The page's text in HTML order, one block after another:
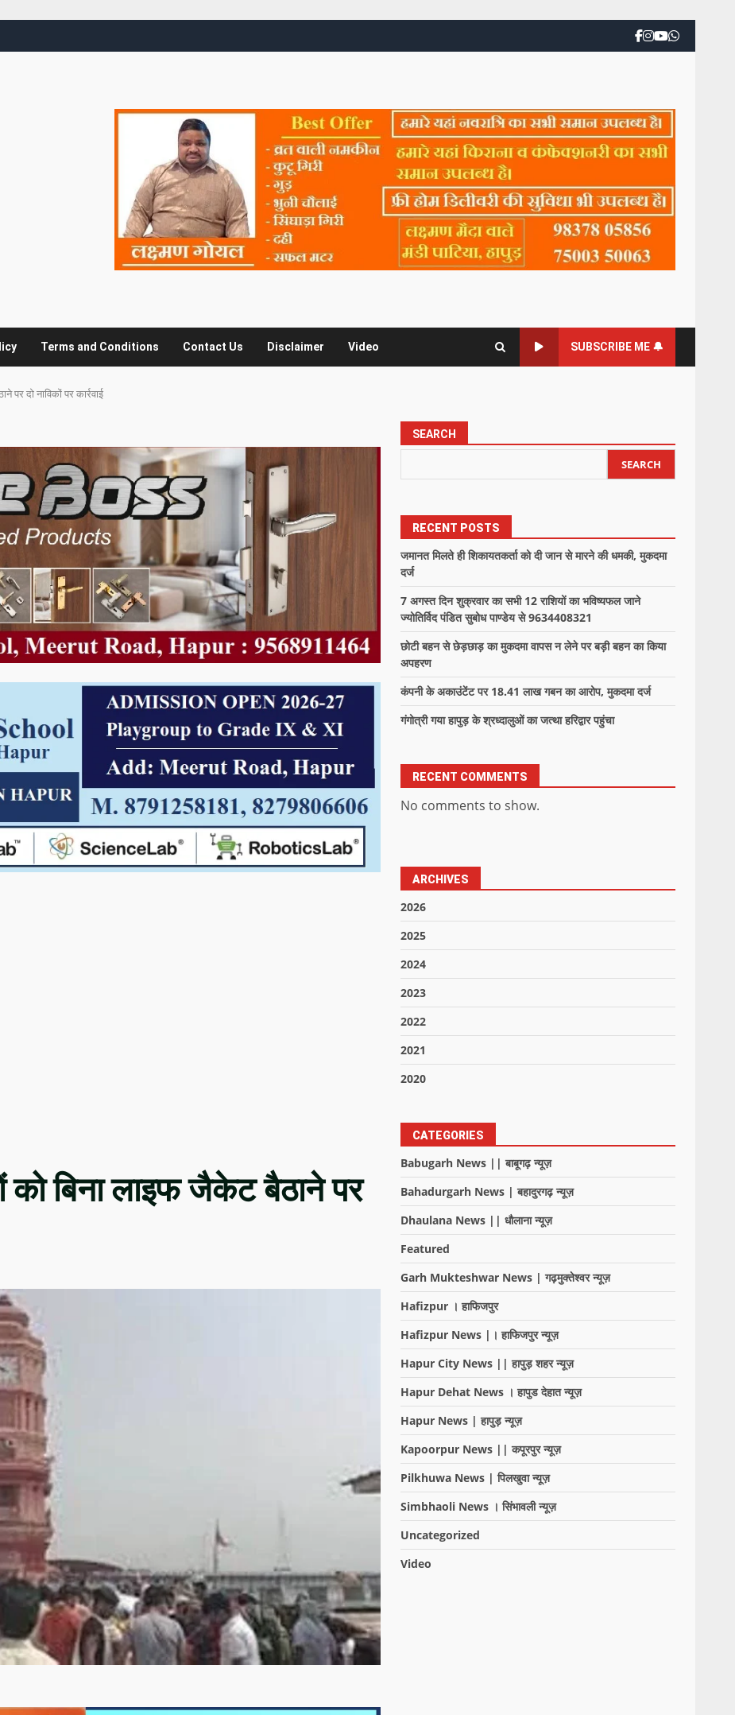
Terms and Conditions Contact Us Disclaimer Video SUBSCRIBE ME 🔔
पर दो नाविकों पर कार्रवाई
को बिना लाइफ जैकेट बैठाने पर
SEARCH
SEARCH
RECENT POSTS
जमानत मिलते ही शिकायतकर्ता को दी जान से मारने की धमकी, मुकदमा
दर्ज
7 अगस्त दिन शुक्रवार का सभी 12 राशियों का भविष्यफल जाने
ज्योतिर्विद पंडित सुबोध पाण्डेय से 9634408321
छोटी बहन से छेड़छाड़ का मुकदमा वापस न लेने पर बड़ी बहन का किया
अपहरण
कंपनी के अकाउंटेंट पर 18.41 लाख गबन का आरोप, मुकदमा दर्ज
गंगोत्री गया हापुड़ के श्रध्दालुओं का जत्था हरिद्वार पहुंचा
RECENT COMMENTS
No comments to show.
ARCHIVES
2026
2025
2024
2023
2022
2021
2020
CATEGORIES
Babugarh News || बाबूगढ़ न्यूज़
Bahadurgarh News | बहादुरगढ़ न्यूज़
Dhaulana News || धौलाना न्यूज़
Featured
Garh Mukteshwar News | गढ़मुक्तेश्वर न्यूज़
Hafizpur । हाफिजपुर
Hafizpur News |। हाफिजपुर न्यूज़
Hapur City News || हापुड़ शहर न्यूज़
Hapur Dehat News । हापुड देहात न्यूज़
Hapur News | हापुड़ न्यूज़
Kapoorpur News || कपूरपुर न्यूज़
Pilkhuwa News | पिलखुवा न्यूज़
Simbhaoli News । सिंभावली न्यूज़
Uncategorized
Video